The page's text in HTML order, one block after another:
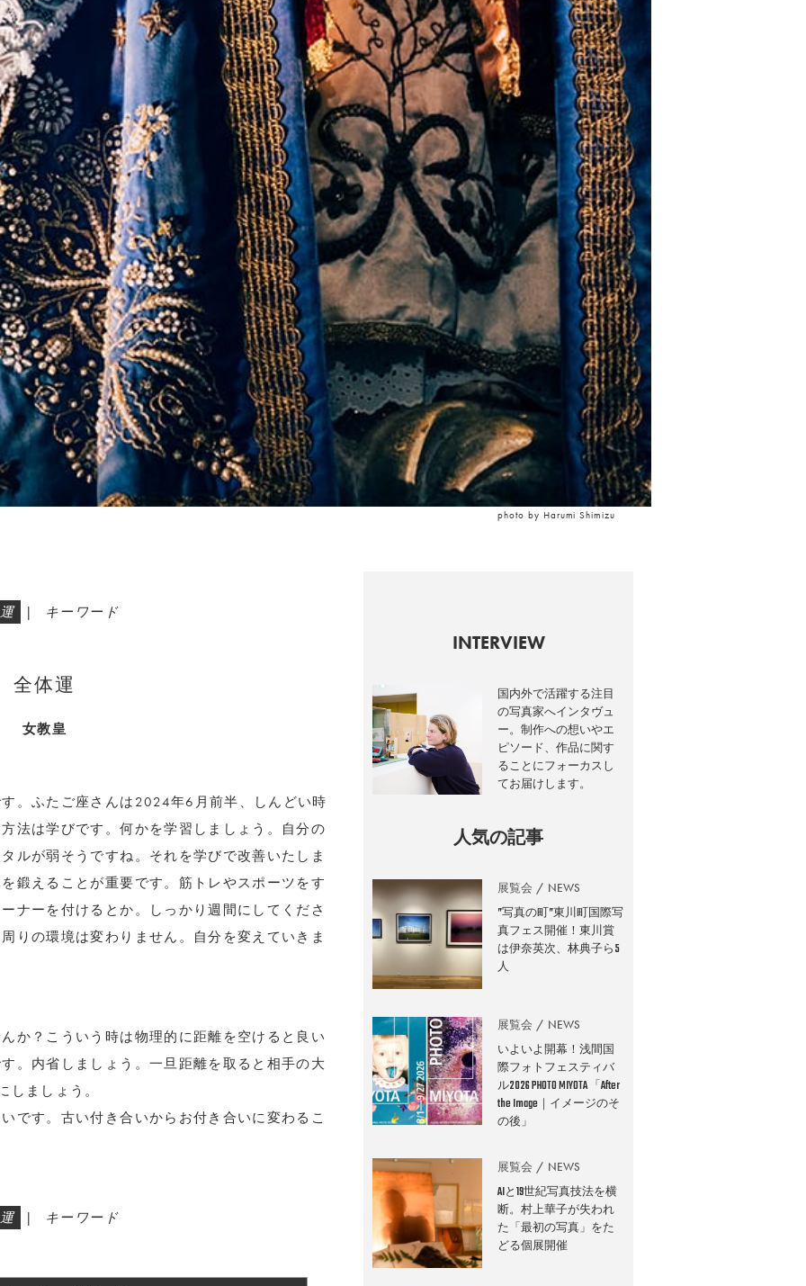
photo by Harumi Shimizu
| キーワード
全体運
女教皇
。ふたご座さんは2024年6月前半、しんどい時
法は学びです。何かを学習しましょう。自分の
ルが弱そうですね。それを学びで改善いたしま
鍛えることが重要です。筋トレやスポーツをす
ナーを付けるとか。しっかり週間にしてくださ
りの環境は変わりません。自分を変えていきま
か？こういう時は物理的に距離を空けると良い
。内省しましょう。一旦距離を取ると相手の大
ましょう。
です。古い付き合いからお付き合いに変わるこ
| キーワード
INTERVIEW
国内外で活躍する注目
の写真家へインタヴュ
ー。制作への想いやエ
ピソード、作品に関す
ることにフォーカスし
てお届けします。
人気の記事
展覧会 NEWS
”写真の町”東川町国際写
真フェス開催！東川賞
は伊奈英次、林典子ら5
人
展覧会 NEWS
いよいよ開幕！浅間国
際フォトフェスティバ
ル2026 PHOTO MIYOTA 「After
the Image｜イメージのそ
の後」
展覧会 NEWS
AIと19世紀写真技法を横
断。村上華子が失われ
た「最初の写真」をた
どる個展開催